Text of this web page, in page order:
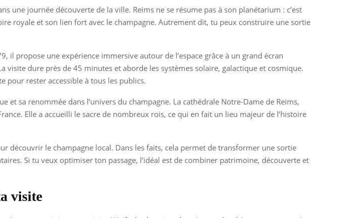
une journée découverte de la ville. Reims ne se résume pas à son planétarium : c’est
royale et son lien fort avec le champagne. Autrement dit, tu peux construire une sortie
il propose une expérience immersive autour de l’espace grâce à un grand écran
dure près de 45 minutes et aborde les systèmes solaire, galactique et cosmique.
pour rester accessible à tous les publics.
et sa renommée dans l’univers du champagne. La cathédrale Notre-Dame de Reims,
Elle a accueilli le sacre de nombreux rois, ce qui en fait un lieu majeur de l’histoire
découvrir le champagne local. Dans les faits, cela permet de transformer une sortie
Si tu veux optimiser ton passage, l’idéal est de combiner patrimoine, découverte et
visite